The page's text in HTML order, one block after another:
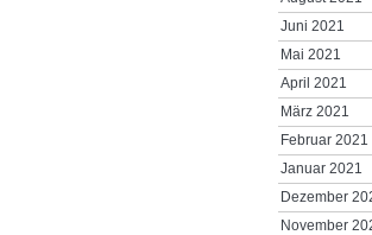
Juni 2021
Mai 2021
April 2021
März 2021
Februar 2021
Januar 2021
Dezember
November